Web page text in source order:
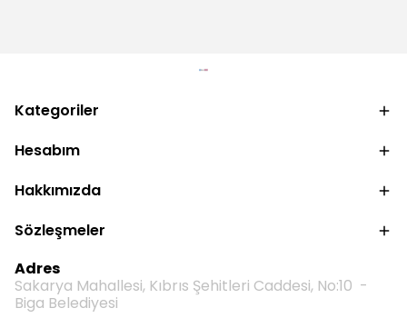
Kategoriler
Hesabım
Hakkımızda
Sözleşmeler
Adres
Sakarya Mahallesi, Kıbrıs Şehitleri Caddesi, No:10 -
Biga Belediyesi